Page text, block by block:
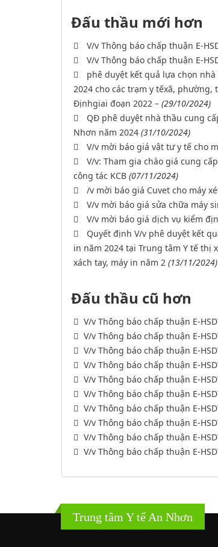
Đấu thầu mới hơn
V/v Thông báo chấp thuận E-
V/v Thông báo chấp thuận E-
phê duyệt kết quả lựa chọn
2024 cho các trạm y tếxã,
Địnhgiai đoạn 2022 – (29/10/2024)
QĐ phê duyệt nhà thầu cung
Nhơn năm 2024 (31/10/2024)
V/v mời báo giá vật tư y tế cho
V/v: Tham gia chào giá cung
công tác KCB (07/11/2024)
/v mời báo giá Cuvet cho máy
V/v mời báo giá sửa chữa máy
V/v mời báo giá dịch vụ kiểm
Quyết định V/v phê duyệt kết
in năm 2024 tại Trung tâm Y tế thị
xách tay, máy in năm 2 (13/11/2024)
Đấu thầu cũ hơn
V/v Thông báo chấp thuận E-
V/v Thông báo chấp thuận E-
V/v Thông báo chấp thuận E-
V/v Thông báo chấp thuận E-
V/v Thông báo chấp thuận E-
V/v Thông báo chấp thuận E-
V/v Thông báo chấp thuận E-
V/v Thông báo chấp thuận E-
V/v Thông báo chấp thuận E-
V/v Thông báo chấp thuận E-
Trung tâm Y tế An Nhơn